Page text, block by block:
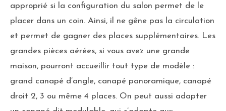
approprié si la configuration du salon permet de le
placer dans un coin. Ainsi, il ne gêne pas la circulation
et permet de gagner des places supplémentaires. Les
grandes pièces aérées, si vous avez une grande
maison, pourront accueillir tout type de modèle :
grand canapé d’angle, canapé panoramique, canapé
droit 2, 3 ou même 4 places. On peut aussi adapter